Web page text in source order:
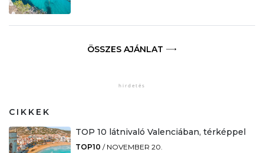
ÖSSZES AJÁNLAT
CIKKEK
TOP 10 látnivaló Valenciában, térképpel
TOP10 / NOVEMBER 20.